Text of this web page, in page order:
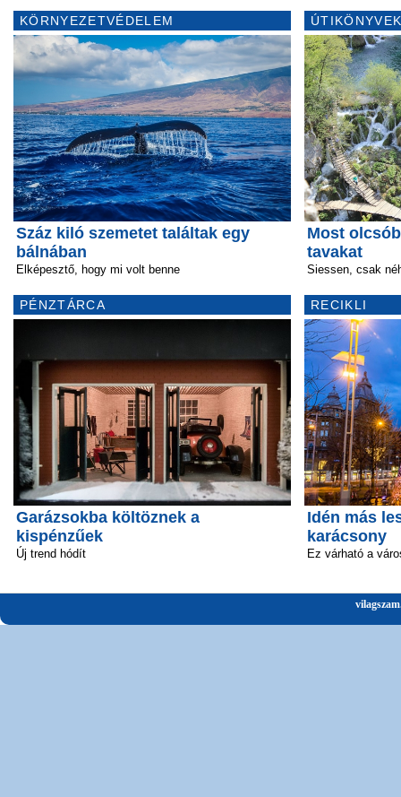
KÖRNYEZETVÉDELEM
Száz kiló szemetet találtak egy
bálnában
Elképesztő, hogy mi volt benne
PÉNZTÁRCA
Garázsokba költöznek a
kispénzűek
Új trend hódít
Most
tavakat
Siessen, csak
RECIKLI
Idén más
karácsony
Ez várható a